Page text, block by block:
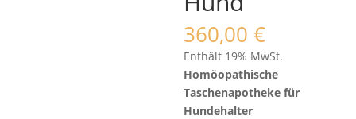
360,00€
Enthält 19% MwSt.
Homöopathische
Taschenapotheke für
Hundehalter